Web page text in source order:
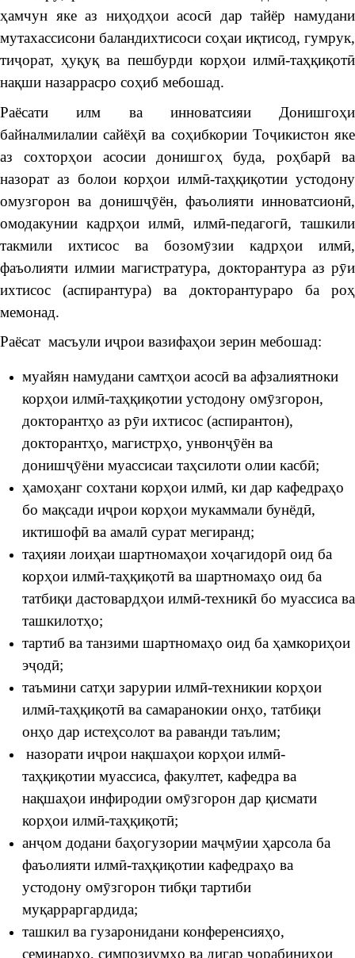
ҳамчун яке аз ниҳодҳои асосӣ дар тайёр намудани
мутахассисони баландихтисоси соҳаи иқтисод, гумрук,
тиҷорат, ҳуқуқ ва пешбурди корҳои илмӣ-таҳқиқотӣ
нақши назаррасро соҳиб мебошад.
Раёсати илм ва инноватсияи Донишгоҳи
байналмилалии сайёҳӣ ва соҳибкории Тоҷикистон яке
аз сохторҳои асосии донишгоҳ буда, роҳбарӣ ва
назорат аз болои корҳои илмӣ-таҳқиқотии устодону
омузгорон ва донишҷӯён, фаъолияти инноватсионӣ,
омодакунии кадрҳои илмӣ, илмӣ-педагогӣ, ташкили
такмили ихтисос ва бозомӯзии кадрҳои илмӣ,
фаъолияти илмии магистратура, докторантура аз рӯи
ихтисос (аспирантура) ва докторантураро ба роҳ
мемонад.
Раёсат масъули иҷрои вазифаҳои зерин мебошад:
муайян намудани самтҳои асосӣ ва афзалиятноки
корҳои илмӣ-таҳқиқотии устодону омӯзгорон,
докторантҳо аз рӯи ихтисос (аспирантон),
докторантҳо, магистрҳо, унвонҷӯён ва
донишҷӯёни муассисаи таҳсилоти олии касбӣ;
ҳамоҳанг сохтани корҳои илмӣ, ки дар кафедраҳо
бо мақсади иҷрои корҳои мукаммали бунёдӣ,
иктишофӣ ва амалӣ сурат мегиранд;
таҳияи лоиҳаи шартномаҳои хоҷагидорӣ оид ба
корҳои илмӣ-таҳқиқотӣ ва шартномаҳо оид ба
татбиқи дастовардҳои илмӣ-техникӣ бо муассиса ва
ташкилотҳо;
тартиб ва танзими шартномаҳо оид ба ҳамкориҳои
эҷодӣ;
таъмини сатҳи зарурии илмӣ-техникии корҳои
илмӣ-таҳқиқотӣ ва самаранокии онҳо, татбиқи
онҳо дар истеҳсолот ва раванди таълим;
назорати иҷрои нақшаҳои корҳои илмӣ-
таҳқиқотии муассиса, факултет, кафедра ва
нақшаҳои инфиродии омӯзгорон дар қисмати
корҳои илмӣ-таҳқиқотӣ;
анҷом додани баҳогузории маҷмӯии ҳарсола ба
фаъолияти илмӣ-таҳқиқотии кафедраҳо ва
устодону омӯзгорон тибқи тартиби
муқарраргардида;
ташкил ва гузаронидани конференсияҳо,
семинарҳо, симпозиумҳо ва дигар чорабиниҳои